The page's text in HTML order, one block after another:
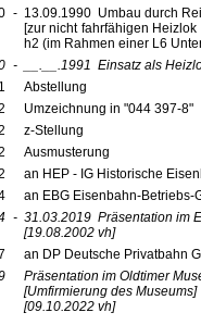
- 13.09.1990 Umbau durch
[zur nicht fahrfähigen
h2 (im Rahmen einer L6
- __.__.1991 Einsatz als
Abstellung
Umzeichnung in "044 397-8"
z-Stellung
Ausmusterung
an HEP - IG Historische
an EBG Eisenbahn-
- 31.03.2019 Präsentation im
[19.08.2002 vh]
an DP Deutsche Privatbahn
Präsentation im Oldtimer
[Umfirmierung des Museums]
[09.10.2022 vh]